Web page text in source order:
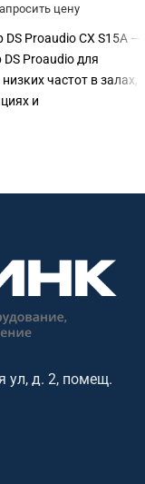
цену
Proaudio CX S15A —
Proaudio для
частот в залах,
и
ул, д. 2, помещ.